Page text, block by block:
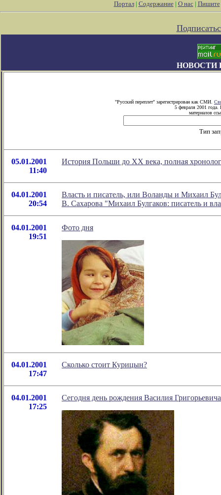
Портал| Содержание| О нас| Пишите
НОВОСТИ
"Русский переплет" зарегистрирован как СМИ.
5 февраля 2001 года.
материалов
Тип
05.01.2001
11:40
История Польши до XX века, полная
04.01.2001
20:54
Власть и писатель, или Воланды и Михаил
В. Сахарова "Михаил Булгаков: писатель и
04.01.2001
19:51
Фото дня
04.01.2001
17:47
Сколько стоит Курицын?
04.01.2001
17:25
Сегодня день рождения Василия